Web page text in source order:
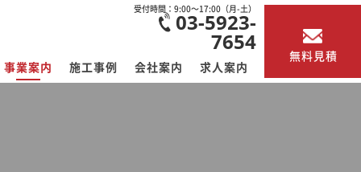
受付時間：9:00～17:00（月-土）
03-5923-
7654
事業案内 施工事例 会社案内 求人案内
無料見積